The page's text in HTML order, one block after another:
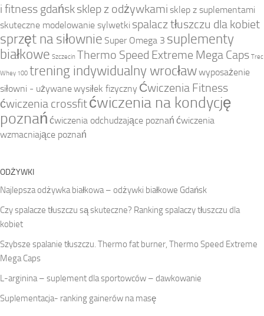
i fitness gdańsksklep z odżywkami sklep z suplementami
skuteczne modelowanie sylwetki spalacz tłuszczu dla kobiet
sprzęt na siłownie Super Omega 3 suplementy
białkowe Szczecin Thermo Speed Extreme Mega Caps Trec
Whey 100 trening indywidualny wrocławwyposażenie
siłowni - używanewysiłek fizyczny Ćwiczenia Fitness
ćwiczenia crossfitćwiczenia na kondycję
poznań ćwiczenia odchudzające poznań ćwiczenia
wzmacniające poznań
ODŻYWKI
Najlepsza odżywka białkowa – odżywki białkowe Gdańsk
Czy spalacze tłuszczu są skuteczne? Ranking spalaczy tłuszczu dla
kobiet
Szybsze spalanie tłuszczu. Thermo fat burner, Thermo Speed Extreme
Mega Caps
L-arginina – suplement dla sportowców – dawkowanie
Suplementacja- ranking gainerów na masę